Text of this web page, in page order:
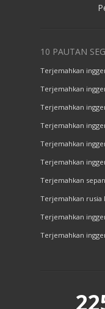
10 PAUTAN
Terjemahkan
Terjemahkan
Terjemahkan
Terjemahkan
Terjemahkan
Terjemahkan
Terjemahkan
Terjemahkan rusia
Terjemahkan
Terjemahkan